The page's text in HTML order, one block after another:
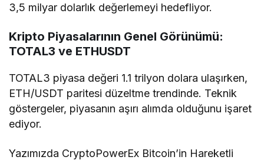
3,5 milyar dolarlık değerlemeyi hedefliyor.
Kripto Piyasalarının Genel Görünümü:
TOTAL3 ve ETHUSDT
TOTAL3 piyasa değeri 1.1 trilyon dolara ulaşırken,
ETH/USDT paritesi düzeltme trendinde. Teknik
göstergeler, piyasanın aşırı alımda olduğunu işaret
ediyor.
Yazımızda CryptoPowerEx Bitcoin’in Hareketli